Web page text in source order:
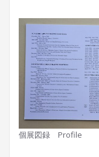
個展図録 Profile